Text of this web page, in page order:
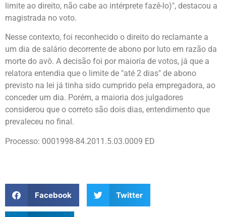
limite ao direito, não cabe ao intérprete fazê-lo)", destacou a
magistrada no voto.
Nesse contexto, foi reconhecido o direito do reclamante a
um dia de salário decorrente de abono por luto em razão da
morte do avô. A decisão foi por maioria de votos, já que a
relatora entendia que o limite de "até 2 dias" de abono
previsto na lei já tinha sido cumprido pela empregadora, ao
conceder um dia. Porém, a maioria dos julgadores
considerou que o correto são dois dias, entendimento que
prevaleceu no final.
Processo: 0001998-84.2011.5.03.0009 ED
Facebook Twitter